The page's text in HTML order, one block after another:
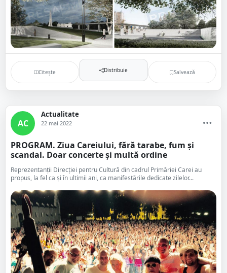
Citește Distribuie Salvează
AC
Actualitate
22 mai 2022
PROGRAM. Ziua Careiului, fără tarabe, fum și
scandal. Doar concerte și multă ordine
Reprezentanții Direcției pentru Cultură din cadrul Primăriei Carei au
propus, la fel ca și în ultimii ani, ca manifestările dedicate zilelor...